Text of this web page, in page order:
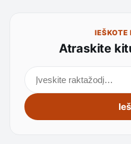
IEŠKOTE
Atraskite